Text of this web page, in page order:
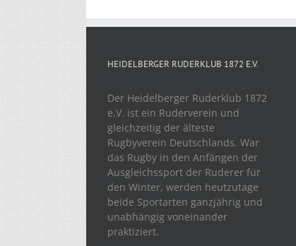
HEIDELBERGER RUDERKLUB 1872 E.V.
Der Heidelberger Ruderklub 1872
e.V. ist ein Ruderverein und
gleichzeitig der älteste
Rugbyverein Deutschlands. War
das Rugby in den Anfängen der
Ausgleichssport der Ruderer für
den Winter, werden heutzutage
beide Sportarten ganzjährig und
unabhängig voneinander
praktiziert.